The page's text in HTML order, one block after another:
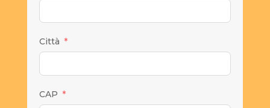
Città
CAP